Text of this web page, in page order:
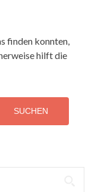
finden konnten,
hilft die